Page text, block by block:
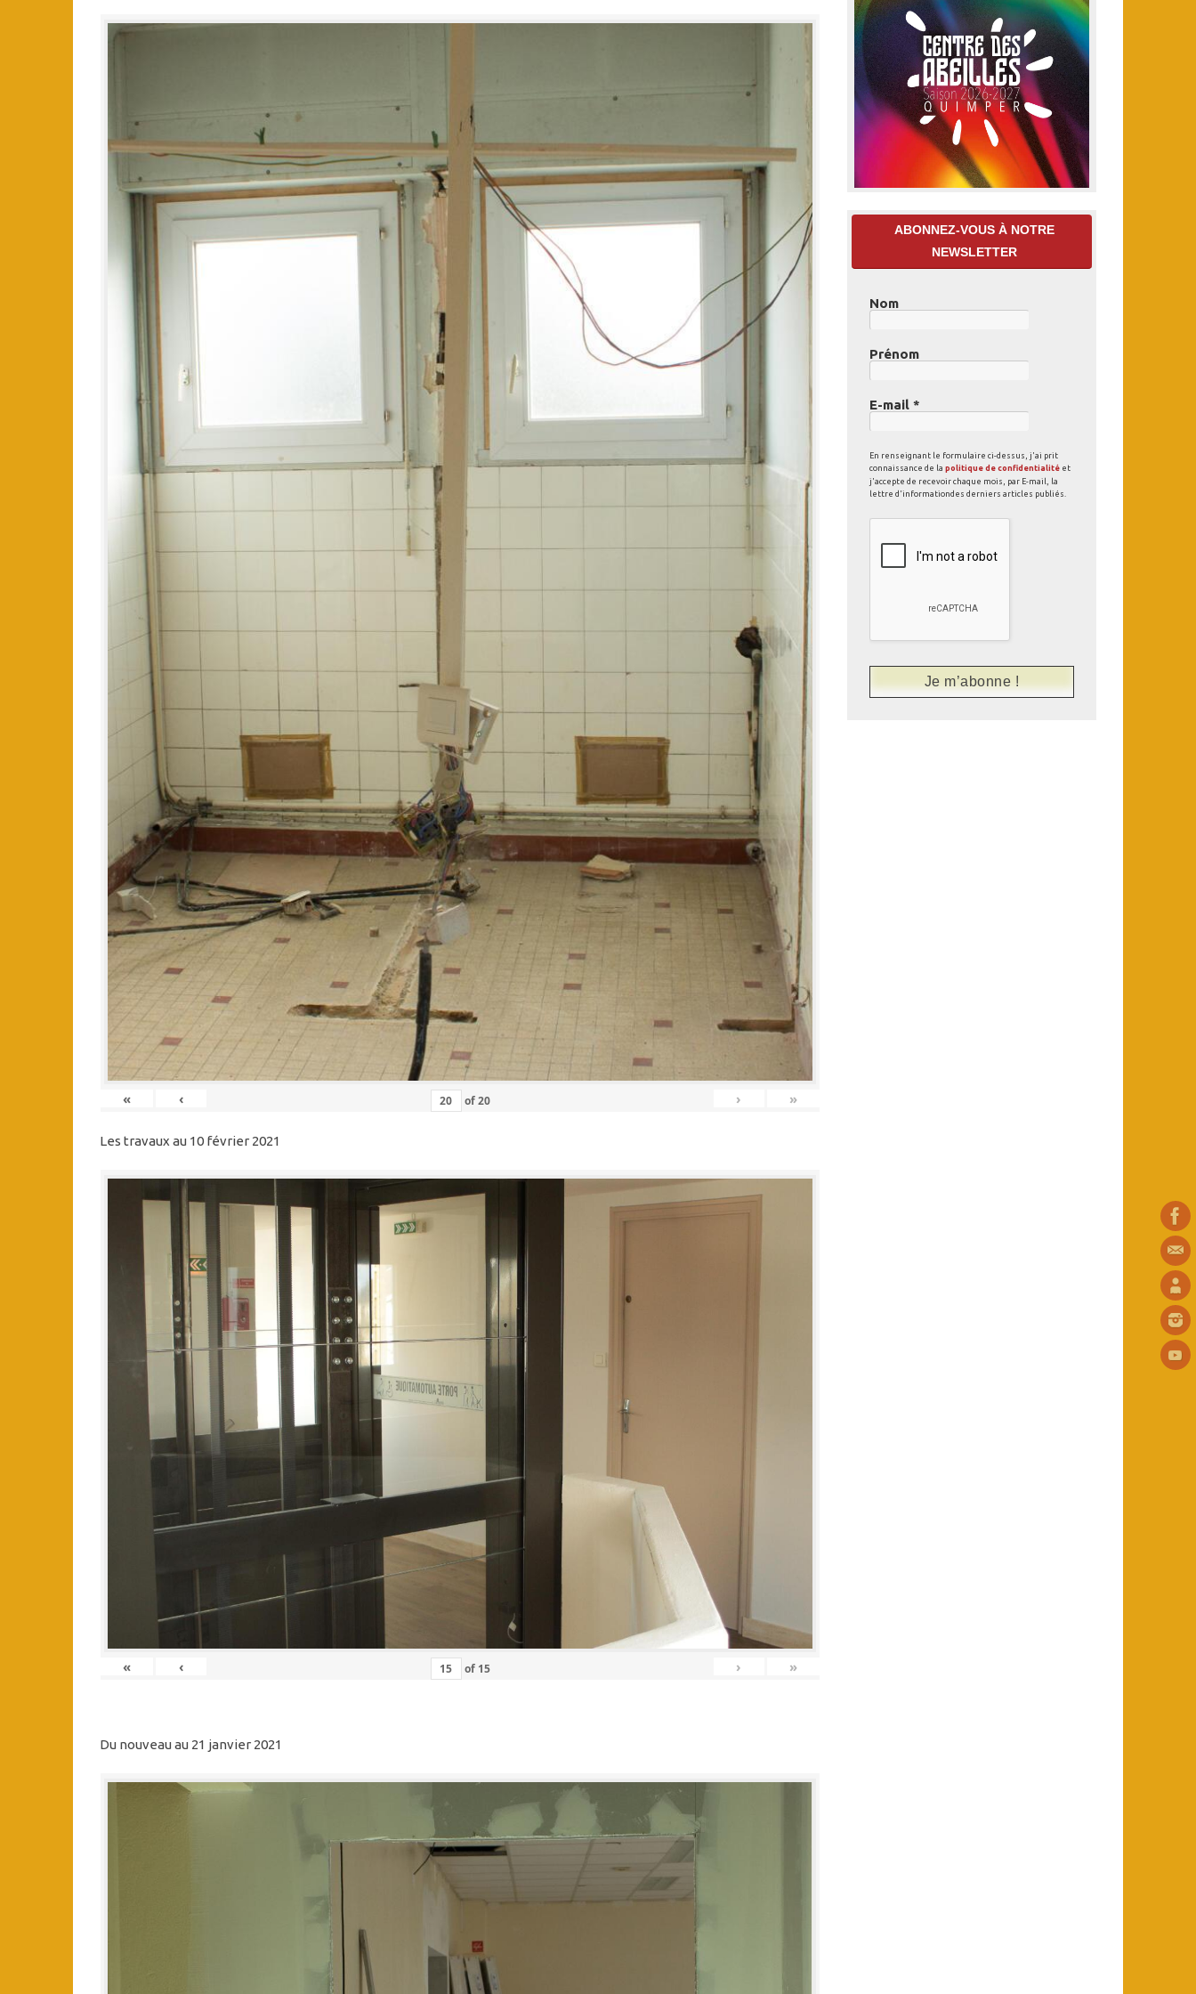
« ‹ of20 › »
Les travaux au 10 février 2021
« ‹ of 15 › »
Du nouveau au 21 janvier 2021
ABONNEZ-VOUS À NOTRE
NEWSLETTER
Nom
Prénom
E-mail *
En renseignant le formulaire ci-dessus, j'ai prit
connaissance de la politique de confidentialité et
j'accepte de recevoir chaque mois, par E-mail, la
lettre d'informationdes derniers articles publiés.